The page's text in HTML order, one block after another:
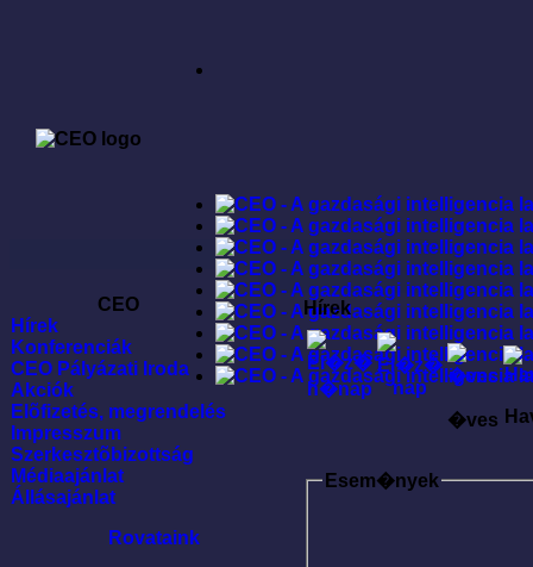
CEO
Hírek
Konferenciák
CEO Pályázati Iroda
Akciók
Elõfizetés, megrendelés
Impresszum
Szerkesztõbizottság
Médiaajánlat
Állásajánlat
Rovataink
Hírek
�ves
Esem�nyek